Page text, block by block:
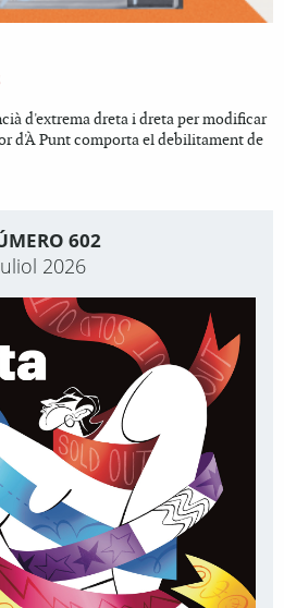
d'extrema dreta i dreta per modificar
d'À Punt comporta el debilitament de
602
2026